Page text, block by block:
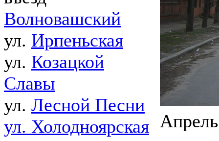
Волновашский
ул. Ирпеньская
ул. Козацкой
Славы
ул. Лесной Песни
ул. Холодноярская